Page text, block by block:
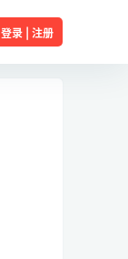
登录 | 注册